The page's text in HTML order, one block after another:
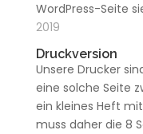
WordPress-Seite
2019
Druckversion
Unsere Drucker
eine solche Seite
ein kleines Heft
muss daher die 8